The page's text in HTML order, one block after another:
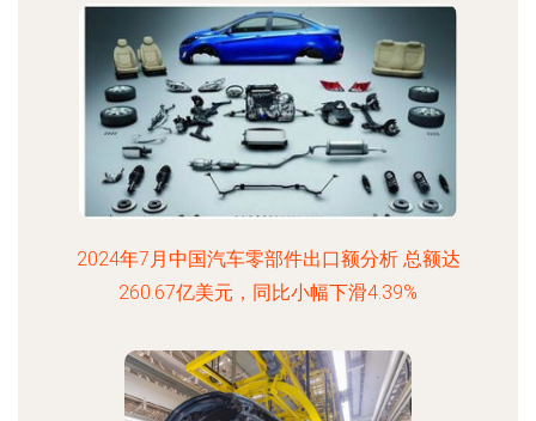
2024年7月中国汽车零部件出口额分析 总额达
260.67亿美元，同比小幅下滑4.39%